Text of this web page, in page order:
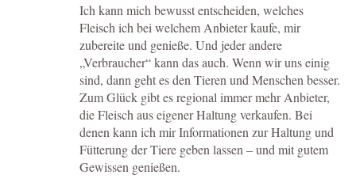
Ich kann mich bewusst entscheiden, welches
Fleisch ich bei welchem Anbieter kaufe, mir
zubereite und genieße. Und jeder andere
„Verbraucher“ kann das auch. Wenn wir uns einig
sind, dann geht es den Tieren und Menschen besser.
Zum Glück gibt es regional immer mehr Anbieter,
die Fleisch aus eigener Haltung verkaufen. Bei
denen kann ich mir Informationen zur Haltung und
Fütterung der Tiere geben lassen – und mit gutem
Gewissen genießen.